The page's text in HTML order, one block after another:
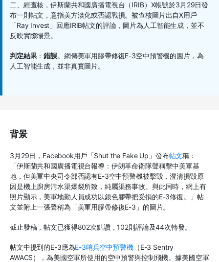
二、經查核，伊斯蘭共和國廣播電視台（IRIB）X帳號於3月29日發
布一則帖文，意指美方淡化或否認戰損。被查核圖片出自X用戶
「Ray Invest」回應IRIB帖文的評論，圖片為人工智能生成，並不
反映實際場景。
判定結果：錯誤。網傳美軍用膠帶修復E-3空中預警機的圖片，為
人工智能生成，並非真實圖片。
背景
3月29日，Facebook用戶「Shut the Fake Up」發布帖文稱：
「伊斯蘭共和國廣播電視台報導：伊朗革命衛隊聲稱擊中美軍基
地，但美軍中央司令部否認有E-3空中預警機被擊毀，澄清損毀原
因是機上廚房污水渠爆裂所致，純屬渠務事故。與此同時，網上有
照片顯示，美軍地勤人員成功以銀色膠帶把受損的E-3修復。」帖
文並附上一張聲稱為「美軍用膠帶修復E-3」的圖片。
截止發稿，帖文已獲得802次點讚，102則評論及44次轉發。
帖文中提到的E-3應為E-3哨兵空中預警機（E-3 Sentry
AWACS），為美國空軍所使用的空中預警與控制飛機。據美國空軍